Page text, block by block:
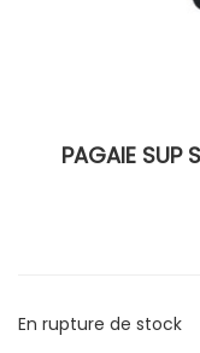
PAGAIE SUP
En rupture de stock